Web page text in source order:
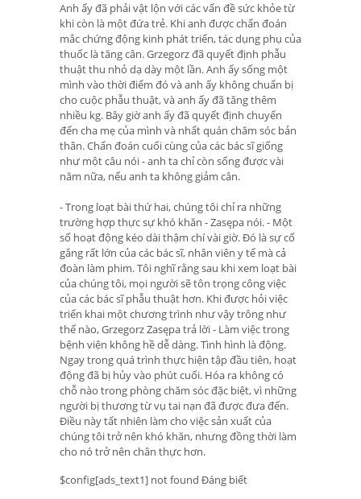
Anh ấy đã phải vật lộn với các vấn đề sức khỏe từ
khi còn là một đứa trẻ. Khi anh được chẩn đoán
mắc chứng động kinh phát triển, tác dụng phụ của
thuốc là tăng cân. Grzegorz đã quyết định phẫu
thuật thu nhỏ dạ dày một lần. Anh ấy sống một
mình vào thời điểm đó và anh ấy không chuẩn bị
cho cuộc phẫu thuật, và anh ấy đã tăng thêm
nhiều kg. Bây giờ anh ấy đã quyết định chuyển
đến cha mẹ của mình và nhất quán chăm sóc bản
thân. Chẩn đoán cuối cùng của các bác sĩ giống
như một câu nói - anh ta chỉ còn sống được vài
năm nữa, nếu anh ta không giảm cân.
- Trong loạt bài thứ hai, chúng tôi chỉ ra những
trường hợp thực sự khó khăn - Zasępa nói. - Một
số hoạt động kéo dài thậm chí vài giờ. Đó là sự cố
gắng rất lớn của các bác sĩ, nhân viên y tế mà cả
đoàn làm phim. Tôi nghĩ rằng sau khi xem loạt bài
của chúng tôi, mọi người sẽ tôn trọng công việc
của các bác sĩ phẫu thuật hơn. Khi được hỏi việc
triển khai một chương trình như vậy trông như
thế nào, Grzegorz Zasępa trả lời - Làm việc trong
bệnh viện không hề dễ dàng. Tình hình là động.
Ngay trong quá trình thực hiện tập đầu tiên, hoạt
động đã bị hủy vào phút cuối. Hóa ra không có
chỗ nào trong phòng chăm sóc đặc biệt, vì những
người bị thương từ vụ tai nạn đã được đưa đến.
Điều này tất nhiên làm cho việc sản xuất của
chúng tôi trở nên khó khăn, nhưng đồng thời làm
cho nó trở nên chân thực hơn.
$config[ads_text1] not found Đáng biết